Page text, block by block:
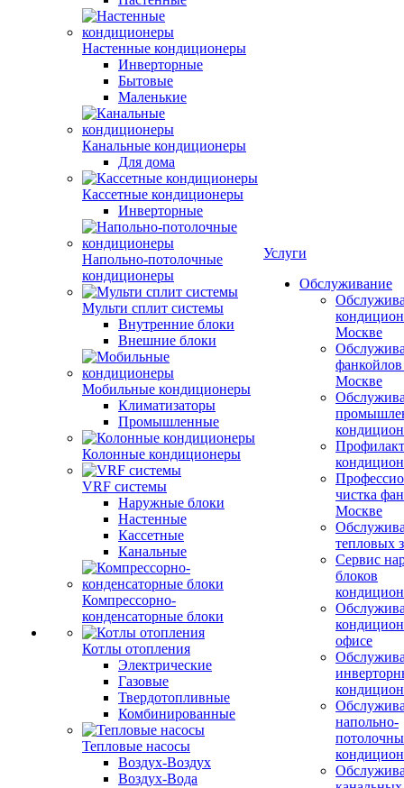
Настенные кондиционеры
Инверторные
Бытовые
Маленькие
Канальные кондиционеры
Для дома
Кассетные кондиционеры
Инверторные
Напольно-потолочные
кондиционеры
Мульти сплит системы
Внутренние блоки
Внешние блоки
Мобильные кондиционеры
Климатизаторы
Промышленные
Колонные кондиционеры
VRF системы
Наружные блоки
Настенные
Кассетные
Канальные
Компрессорно-
конденсаторные блоки
Котлы отопления
Электрические
Газовые
Твердотопливные
Комбинированные
Тепловые насосы
Воздух-Воздух
Воздух-Вода
Услуги
Обслуживание
Москве
Москве
чистка
Москве
тепловых
Сервис
блоков
офисе
напольно-